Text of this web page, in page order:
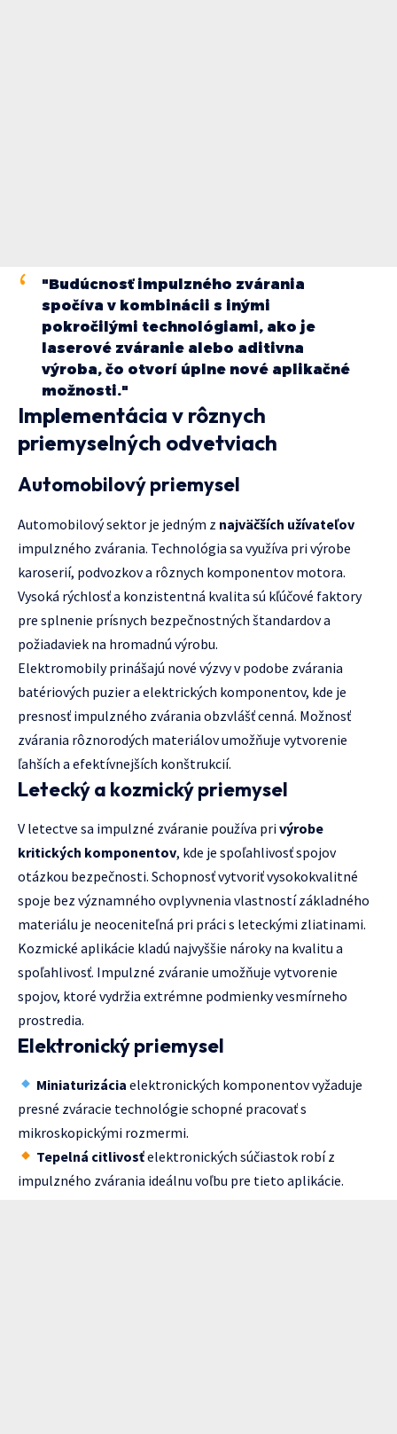
"Budúcnosť impulzného zvárania
spočíva v kombinácii s inými
pokročilými technológiami, ako je
laserové zváranie alebo aditivna
výroba, čo otvorí úplne nové aplikačné
možnosti."
Implementácia v rôznych
priemyselných odvetviach
Automobilový priemysel
Automobilový sektor je jedným z najväčších užívateľov
impulzného zvárania. Technológia sa využíva pri výrobe
karoserií, podvozkov a rôznych komponentov motora.
Vysoká rýchlosť a konzistentná kvalita sú kľúčové faktory
pre splnenie prísnych bezpečnostných štandardov a
požiadaviek na hromadnú výrobu.
Elektromobily prinášajú nové výzvy v podobe zvárania
batériových puzier a elektrických komponentov, kde je
presnosť impulzného zvárania obzvlášť cenná. Možnosť
zvárania rôznorodých materiálov umožňuje vytvorenie
ľahších a efektívnejších konštrukcií.
Letecký a kozmický priemysel
V letectve sa impulzné zváranie používa privýrobe
kritických komponentov, kde je spoľahlivosť spojov
otázkou bezpečnosti. Schopnosť vytvoriť vysokokvalitné
spoje bez významného ovplyvnenia vlastností základného
materiálu je neoceniteľná pri práci s leteckými zliatinami.
Kozmické aplikácie kladú najvyššie nároky na kvalitu a
spoľahlivosť. Impulzné zváranie umožňuje vytvorenie
spojov, ktoré vydržia extrémne podmienky vesmírneho
prostredia.
Elektronický priemysel
Miniaturizácia elektronických komponentov vyžaduje
presné zváracie technológie schopné pracovať s
mikroskopickými rozmermi.
Tepelná citlivosťelektronických súčiastok robí z
impulzného zvárania ideálnu voľbu pre tieto aplikácie.